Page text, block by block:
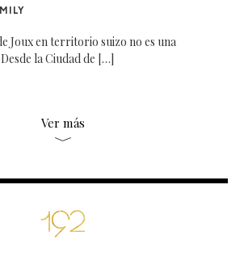
Joux en territorio suizo no es una
la Ciudad de […]
Ver más